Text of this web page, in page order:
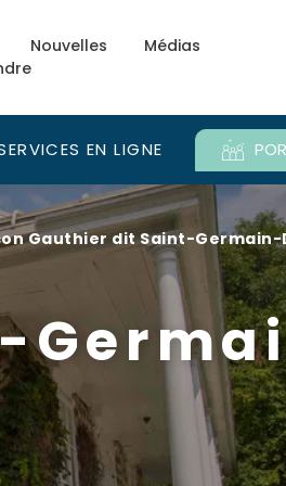
Nouvelles
Médias
EN LIGNE
Gauthier dit Saint-Germain-